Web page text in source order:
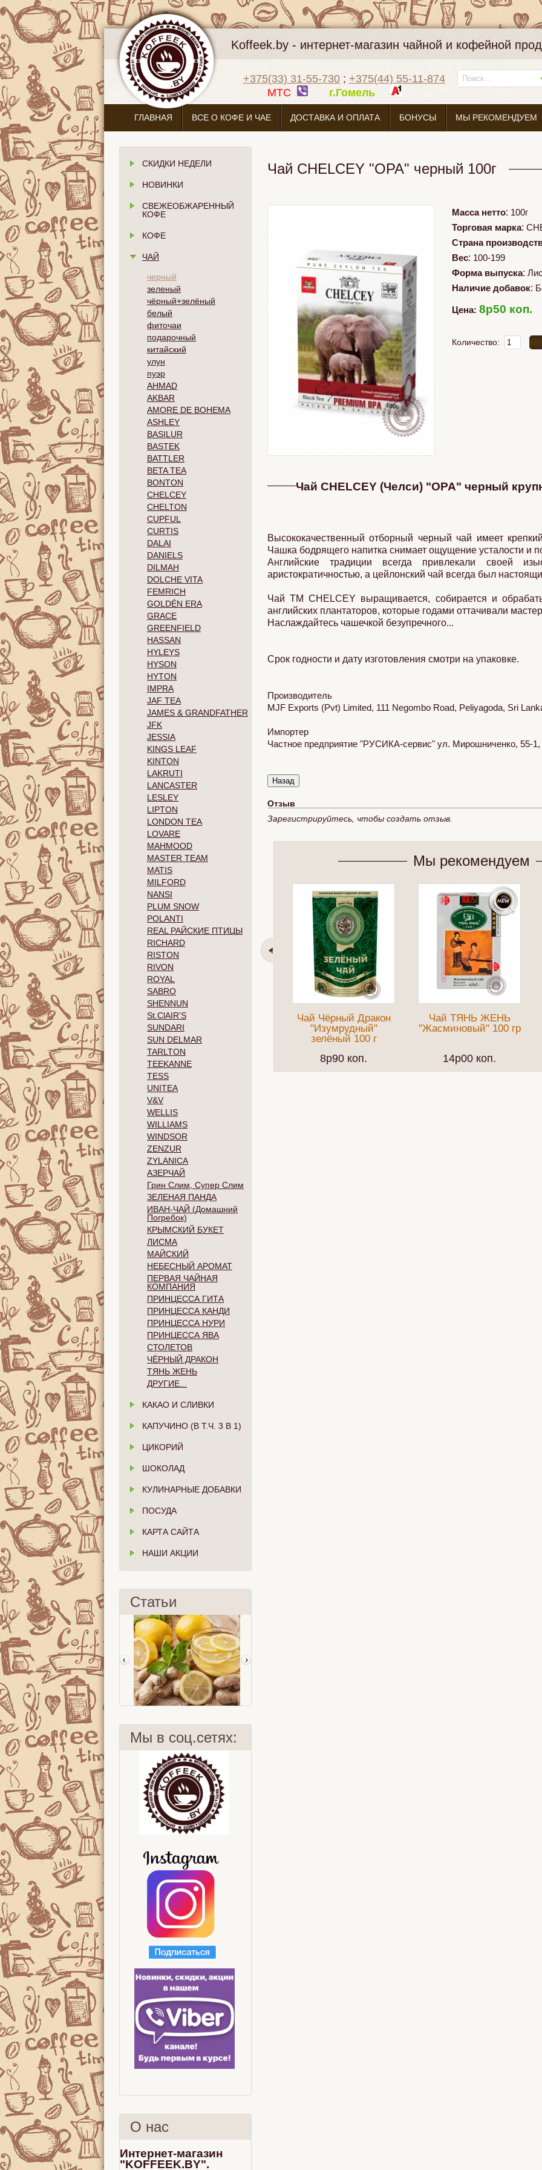
Koffeek.by - интернет-магазин чайной и кофейной
+375(33) 31-55-730 ; +375(44) 55-11-874
МТС
г.Гомель
ГЛАВНАЯ ВСЕ О КОФЕ И ЧАЕ ДОСТАВКА И ОПЛАТА БОНУСЫ МЫ РЕКОМЕНДУЕМ
СКИДКИ НЕДЕЛИ
НОВИНКИ
СВЕЖЕОБЖАРЕННЫЙ
КОФЕ
КОФЕ
ЧАЙ
черный
зеленый
чёрный+зелёный
белый
фиточаи
подарочный
китайский
улун
пуэр
AHMAD
AKBAR
AMORE DE BOHEMA
ASHLEY
BASILUR
BASTEK
BATTLER
BETA TEA
BONTON
CHELCEY
CHELTON
CUPFUL
CURTIS
DALAI
DANIELS
DILMAH
DOLCHE VITA
FEMRICH
GOLDÉN ERA
GRACE
GREENFIELD
HASSAN
HYLEYS
HYSON
HYTON
IMPRA
JAF TEA
JAMES & GRANDFATHER
JFK
JESSIA
KINGS LEAF
KINTON
LAKRUTI
LANCASTER
LESLEY
LIPTON
LONDON TEA
LOVARE
MAHMOOD
MASTER TEAM
MATIS
MILFORD
NANSI
PLUM SNOW
POLANTI
REAL РАЙСКИЕ ПТИЦЫ
RICHARD
RISTON
RIVON
ROYAL
SABRO
SHENNUN
St.ClAIR'S
SUNDARI
SUN DELMAR
TARLTON
TEEKANNE
TESS
UNITEA
V&V
WELLIS
WILLIAMS
WINDSOR
ZENZUR
ZYLANICA
АЗЕРЧАЙ
Грин Слим, Супер Слим
ЗЕЛЕНАЯ ПАНДА
ИВАН-ЧАЙ (Домашний
Погребок)
КРЫМСКИЙ БУКЕТ
ЛИСМА
МАЙСКИЙ
НЕБЕСНЫЙ АРОМАТ
ПЕРВАЯ ЧАЙНАЯ
КОМПАНИЯ
ПРИНЦЕССА ГИТА
ПРИНЦЕССА КАНДИ
ПРИНЦЕССА НУРИ
ПРИНЦЕССА ЯВА
СТОЛЕТОВ
ЧЁРНЫЙ ДРАКОН
ТЯНЬ ЖЕНЬ
ДРУГИЕ...
КАКАО И СЛИВКИ
КАПУЧИНО (В Т.Ч. 3 В 1)
ЦИКОРИЙ
ШОКОЛАД
КУЛИНАРНЫЕ ДОБАВКИ
ПОСУДА
КАРТА САЙТА
НАШИ АКЦИИ
Статьи
Бодрит не хуже!
Мы в соц.сетях:
О нас
Интернет-магазин
"KOFFEEK.BY".
Чай CHELCEY "OPA" черный 100г
Масса нетто: 100г
Торговая марка:
Страна
Вес: 100-199
Форма выпуска:
Наличие добавок:
Цена: 8p50 коп.
Количество:
Чай CHELCEY (Челси) "OPA" черный
Высококачественный отборный черный чай имеет
Чашка бодрящего напитка снимает ощущение усталости и
Английские традиции всегда привлекали своей
аристократичностью, а цейлонский чай всегда был
Чай ТМ CHELCEY выращивается, собирается и
английских плантаторов, которые годами оттачивали
Наслаждайтесь чашечкой безупречного...
Срок годности и дату изготовления смотри на упаковке.
Производитель
MJF Exports (Pvt) Limited, 111 Negombo Road, Peliyagoda, Sri
Импортер
Частное предприятие "РУСИКА-сервис" ул. Мирошниченко, 55-
Отзыв
Зарегистрируйтесь, чтобы создать отзыв.
Мы рекомендуем
Чай Чёрный Дракон
"Изумрудный"
зелёный 100 г
8p90 коп.
Чай ТЯНЬ ЖЕНЬ
"Жасминовый" 100 гр
14p00 коп.